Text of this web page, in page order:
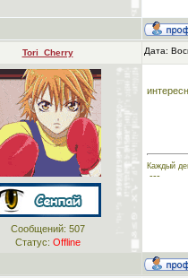
Tori_Cherry Дата:
Сообщений: 507
Статус: Offline
Каждый
---